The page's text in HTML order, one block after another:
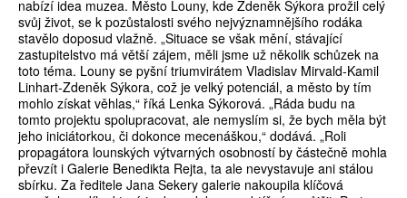
nabízí idea muzea. Město Louny, kde Zdeněk Sýkora prožil celý
svůj život, se k pozůstalosti svého nejvýznamnějšího rodáka
stavělo doposud vlažně. „Situace se však mění, stávající
zastupitelstvo má větší zájem, měli jsme už několik schůzek na
toto téma. Louny se pyšní triumvirátem Vladislav Mirvald-Kamil
Linhart-Zdeněk Sýkora, což je velký potenciál, a město by tím
mohlo získat věhlas,“ říká Lenka Sýkorová. „Ráda budu na
tomto projektu spolupracovat, ale nemyslím si, že bych měla být
jeho iniciátorkou, či dokonce mecenáškou,“ dodává. „Roli
propagátora lounských výtvarných osobností by částečně mohla
převzít i Galerie Benedikta Rejta, ta ale nevystavuje ani stálou
sbírku. Za ředitele Jana Sekery galerie nakoupila klíčová